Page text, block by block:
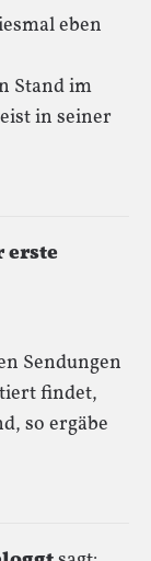
eben
Stand im
in seiner
erste
Sendungen
findet,
so ergäbe